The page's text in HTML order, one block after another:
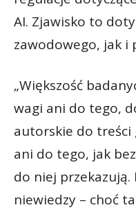
AI. Zjawisko to
zawodowego, jak i
„Większość
wagi ani do tego,
autorskie do treści
ani do tego, jak
do niej przekazują.
niewiedzy – choć